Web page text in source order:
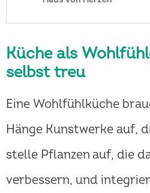
Küche als
selbst treu
Eine Wohlfühlküche
Hänge Kunstwerke auf,
stelle Pflanzen auf, die
verbessern, und